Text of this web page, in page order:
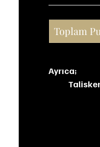
Toplam
Ayrıca;